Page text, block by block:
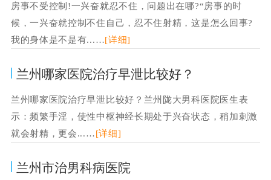
房事不受控制!一兴奋就忍不住，问题出在哪?“房事的时
候，一兴奋就控制不住自己，忍不住射精，这是怎么回事?
我的身体是不是有...…[详细]
兰州哪家医院治疗早泄比较好？
兰州哪家医院治疗早泄比较好？兰州陇大男科医院医生表
示：频繁手淫，使性中枢神经长期处于兴奋状态，稍加刺激
就会射精，更会...…[详细]
兰州市治男科病医院